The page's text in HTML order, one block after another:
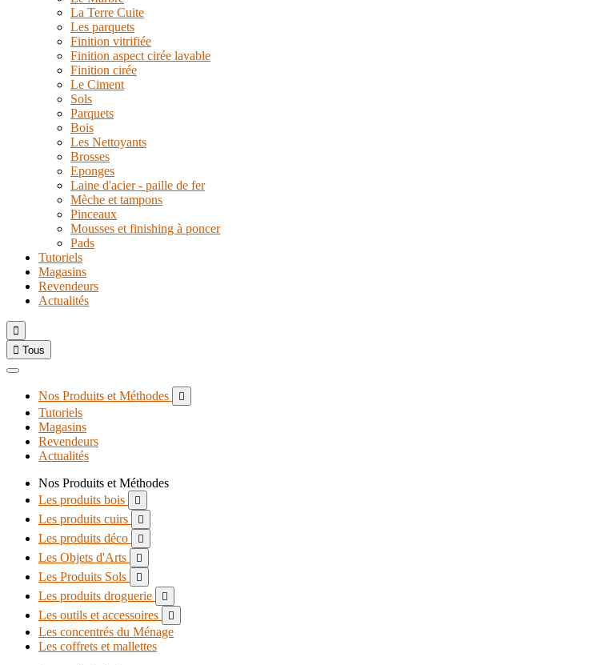
La Terre Cuite
Les parquets
Finition vitrifiée
Finition aspect cirée lavable
Finition cirée
Le Ciment
Sols
Parquets
Bois
Les Nettoyants
Brosses
Eponges
Laine d'acier - paille de fer
Mèche et tampons
Pinceaux
Mousses et finishing à poncer
Pads
Tutoriels
Magasins
Revendeurs
Actualités

 Tous
Nos Produits et Méthodes 
Tutoriels
Magasins
Revendeurs
Actualités
Nos Produits et Méthodes
Les produits bois

Les produits cuirs 
Les produits déco 
Les Objets d'Arts 
Les Produits Sols 
Les produits droguerie 
Les outils et accessoires 
Les concentrés du Ménage
Les coffrets et mallettes